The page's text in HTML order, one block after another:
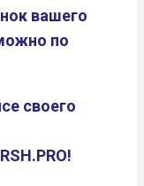
вашего
по
своего